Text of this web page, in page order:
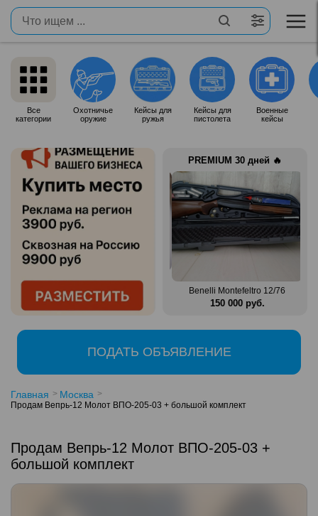
Все
категории
Охотничье
оружие
Кейсы для
ружья
Кейсы для
пистолета
Военные
кейсы
PREMIUM 30 дней 🔥
Продам итальянское ружье
Silma M70
80 000 руб.
Benelli Montefeltro 12/76
150 000 руб.
ПОДАТЬ ОБЪЯВЛЕНИЕ
Главная Москва
Продам Вепрь-12 Молот ВПО-205-03 + большой комплект
Продам Вепрь-12 Молот ВПО-205-03 +
большой комплект